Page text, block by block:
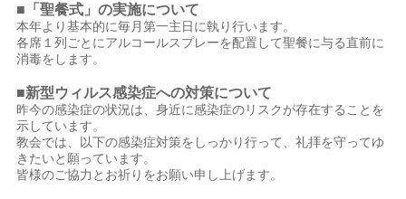
■「聖餐式」の実施について
本年より基本的に毎月第一主日に執り行います。
各席１列ごとにアルコールスプレーを配置して聖餐に与る直前に
消毒をします。
■新型ウィルス感染症への対策について
昨今の感染症の状況は、身近に感染症のリスクが存在することを
示しています。
教会では、以下の感染症対策をしっかり行って、礼拝を守ってゆ
きたいと願っています。
皆様のご協力とお祈りをお願い申し上げます。